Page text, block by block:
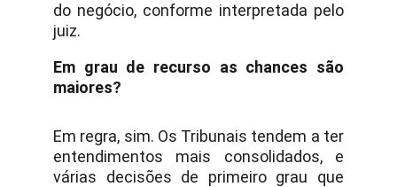
do negócio, conforme interpretada pelo
juiz.
Em grau de recurso as chances são
maiores?
Em regra, sim. Os Tribunais tendem a ter
entendimentos mais consolidados, e
várias decisões de primeiro grau que